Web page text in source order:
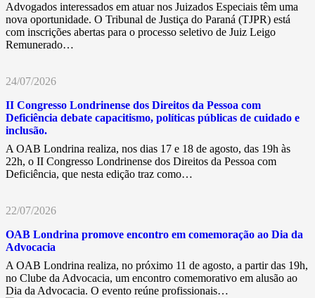
Advogados interessados em atuar nos Juizados Especiais têm uma
nova oportunidade. O Tribunal de Justiça do Paraná (TJPR) está
com inscrições abertas para o processo seletivo de Juiz Leigo
Remunerado…
24/07/2026
II Congresso Londrinense dos Direitos da Pessoa com
Deficiência debate capacitismo, políticas públicas de cuidado e
inclusão.
A OAB Londrina realiza, nos dias 17 e 18 de agosto, das 19h às
22h, o II Congresso Londrinense dos Direitos da Pessoa com
Deficiência, que nesta edição traz como…
22/07/2026
OAB Londrina promove encontro em comemoração ao Dia da
Advocacia
A OAB Londrina realiza, no próximo 11 de agosto, a partir das 19h,
no Clube da Advocacia, um encontro comemorativo em alusão ao
Dia da Advocacia. O evento reúne profissionais…